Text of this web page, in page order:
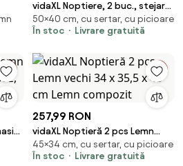
vidaXL Noptiere, 2 buc., stejar
maro, 40x35x50 cm, lemn
compozit
50×40 cm, cu sertar, cu picioare
În stoc
Livrare gratuită
257,99 RON
vidaXL Noptieră 2 pcs Lemn
vechi 34 x 35,5 x 45 cm Lemn
compozit
45×34 cm, cu sertar, cu picioare
În stoc
Livrare gratuită